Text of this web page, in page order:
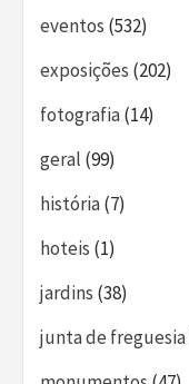
eventos (532)
exposições (202)
fotografia(14)
geral (99)
história(7)
hoteis (1)
jardins (38)
junta de freguesia